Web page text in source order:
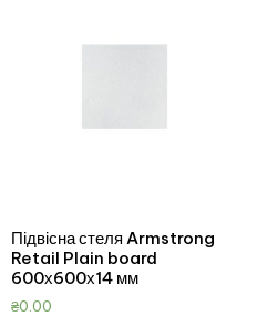
Підвісна стеля Armstrong
Retail Plain board
600х600х14 мм
₴0.00